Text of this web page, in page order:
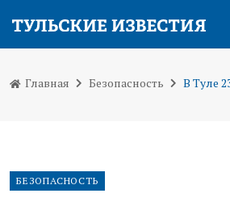
Главная Безопасность
БЕЗОПАСНОСТЬ